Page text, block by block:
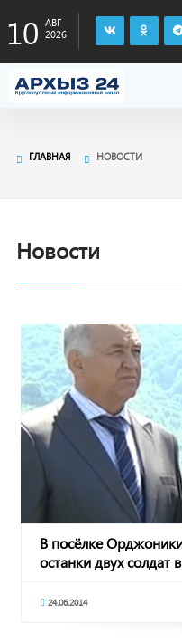
10
АВГ
2026
ГЛАВНАЯ НОВОСТИ
Новости
В посёлке
останки двух солдат
24.06.2014